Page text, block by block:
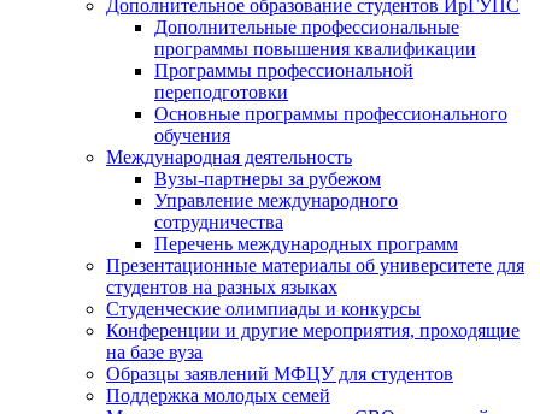
Дополнительное образование студентов ИрГУПС
Дополнительные профессиональные
программы повышения квалификации
Программы профессиональной
переподготовки
Основные программы профессионального
обучения
Международная деятельность
Вузы-партнеры за рубежом
Управление международного
сотрудничества
Перечень международных программ
Презентационные материалы об университете для
студентов на разных языках
Студенческие олимпиады и конкурсы
Конференции и другие мероприятия, проходящие
на базе вуза
Образцы заявлений МФЦУ для студентов
Поддержка молодых семей